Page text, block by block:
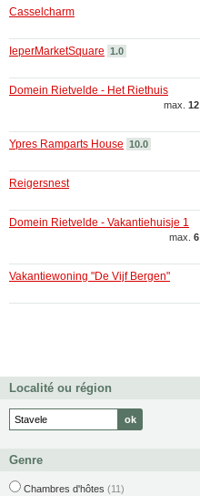
Casselcharm
IeperMarketSquare 1.0
Domein Rietvelde - Het Riethuis
max. 12
Ypres Ramparts House 10.0
Reigersnest
Domein Rietvelde - Vakantiehuisje 1
max. 6
Vakantiewoning "De Vijf Bergen"
Localité ou région
Genre
Chambres d'hôtes (11)